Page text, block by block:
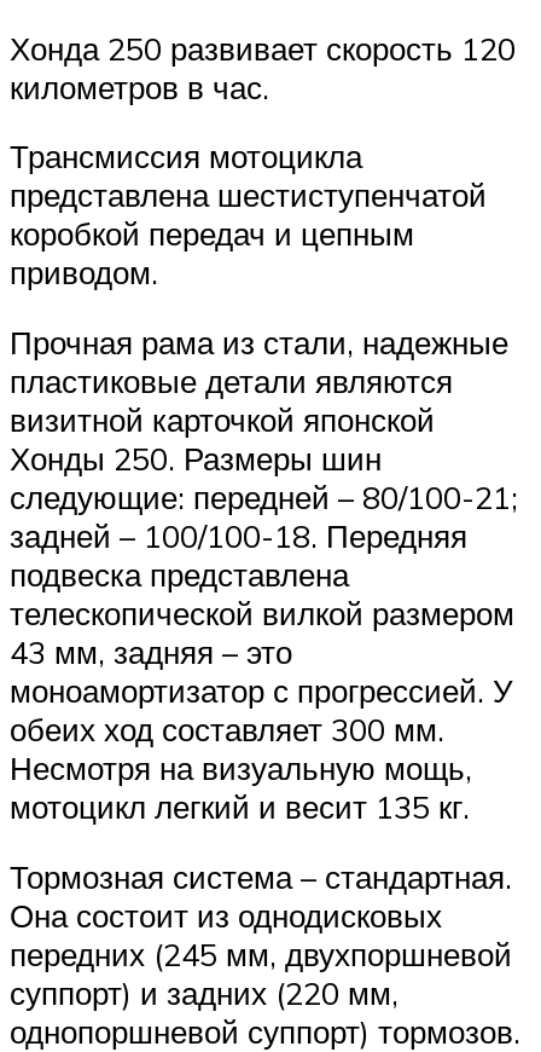
Хонда 250 развивает скорость 120
километров в час.
Трансмиссия мотоцикла
представлена шестиступенчатой
коробкой передач и цепным
приводом.
Прочная рама из стали, надежные
пластиковые детали являются
визитной карточкой японской
Хонды 250. Размеры шин
следующие: передней – 80/100-21;
задней – 100/100-18. Передняя
подвеска представлена
телескопической вилкой размером
43 мм, задняя – это
моноамортизатор с прогрессией. У
обеих ход составляет 300 мм.
Несмотря на визуальную мощь,
мотоцикл легкий и весит 135 кг.
Тормозная система – стандартная.
Она состоит из однодисковых
передних (245 мм, двухпоршневой
суппорт) и задних (220 мм,
однопоршневой суппорт) тормозов.